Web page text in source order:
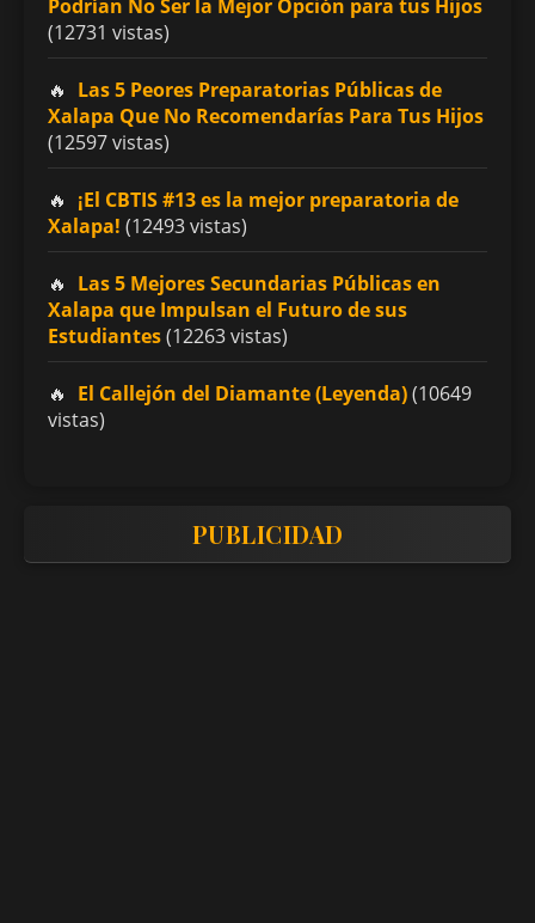
Podrían No Ser la Mejor Opción para tus Hijos
(12731 vistas)
Las 5 Peores Preparatorias Públicas de
Xalapa Que No Recomendarías Para Tus Hijos
(12597 vistas)
¡El CBTIS #13 es la mejor preparatoria de
Xalapa! (12493 vistas)
Las 5 Mejores Secundarias Públicas en
Xalapa que Impulsan el Futuro de sus
Estudiantes(12263 vistas)
El Callejón del Diamante (Leyenda)(10649
vistas)
PUBLICIDAD